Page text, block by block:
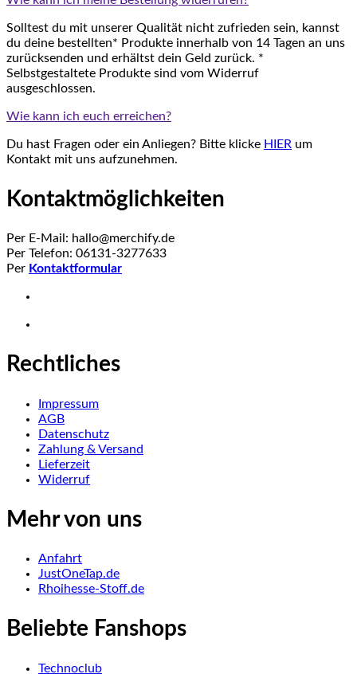
Solltest du mit unserer Qualität nicht zufrieden sein, kannst
du deine bestellten* Produkte innerhalb von 14 Tagen an uns
zurücksenden und erhältst dein Geld zurück. *
Selbstgestaltete Produkte sind vom Widerruf
ausgeschlossen.
Wie kann ich euch erreichen?
Du hast Fragen oder ein Anliegen? Bitte klicke HIER um
Kontakt mit uns aufzunehmen.
Kontaktmöglichkeiten
Per E-Mail: hallo@merchify.de
Per Telefon: 06131-3277633
Per Kontaktformular
Rechtliches
Impressum
AGB
Datenschutz
Zahlung & Versand
Lieferzeit
Widerruf
Mehr von uns
Anfahrt
JustOneTap.de
Rhoihesse-Stoff.de
Beliebte Fanshops
Technoclub